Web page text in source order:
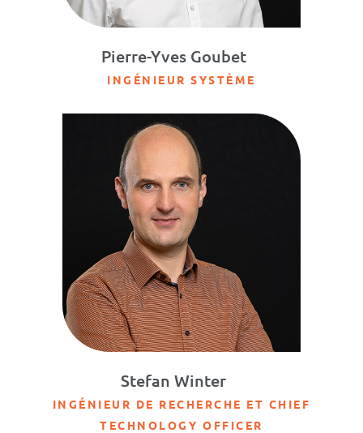
Pierre-Yves Goubet
INGÉNIEUR SYSTÈME
Stefan Winter
INGÉNIEUR DE RECHERCHE ET CHIEF
TECHNOLOGY OFFICER